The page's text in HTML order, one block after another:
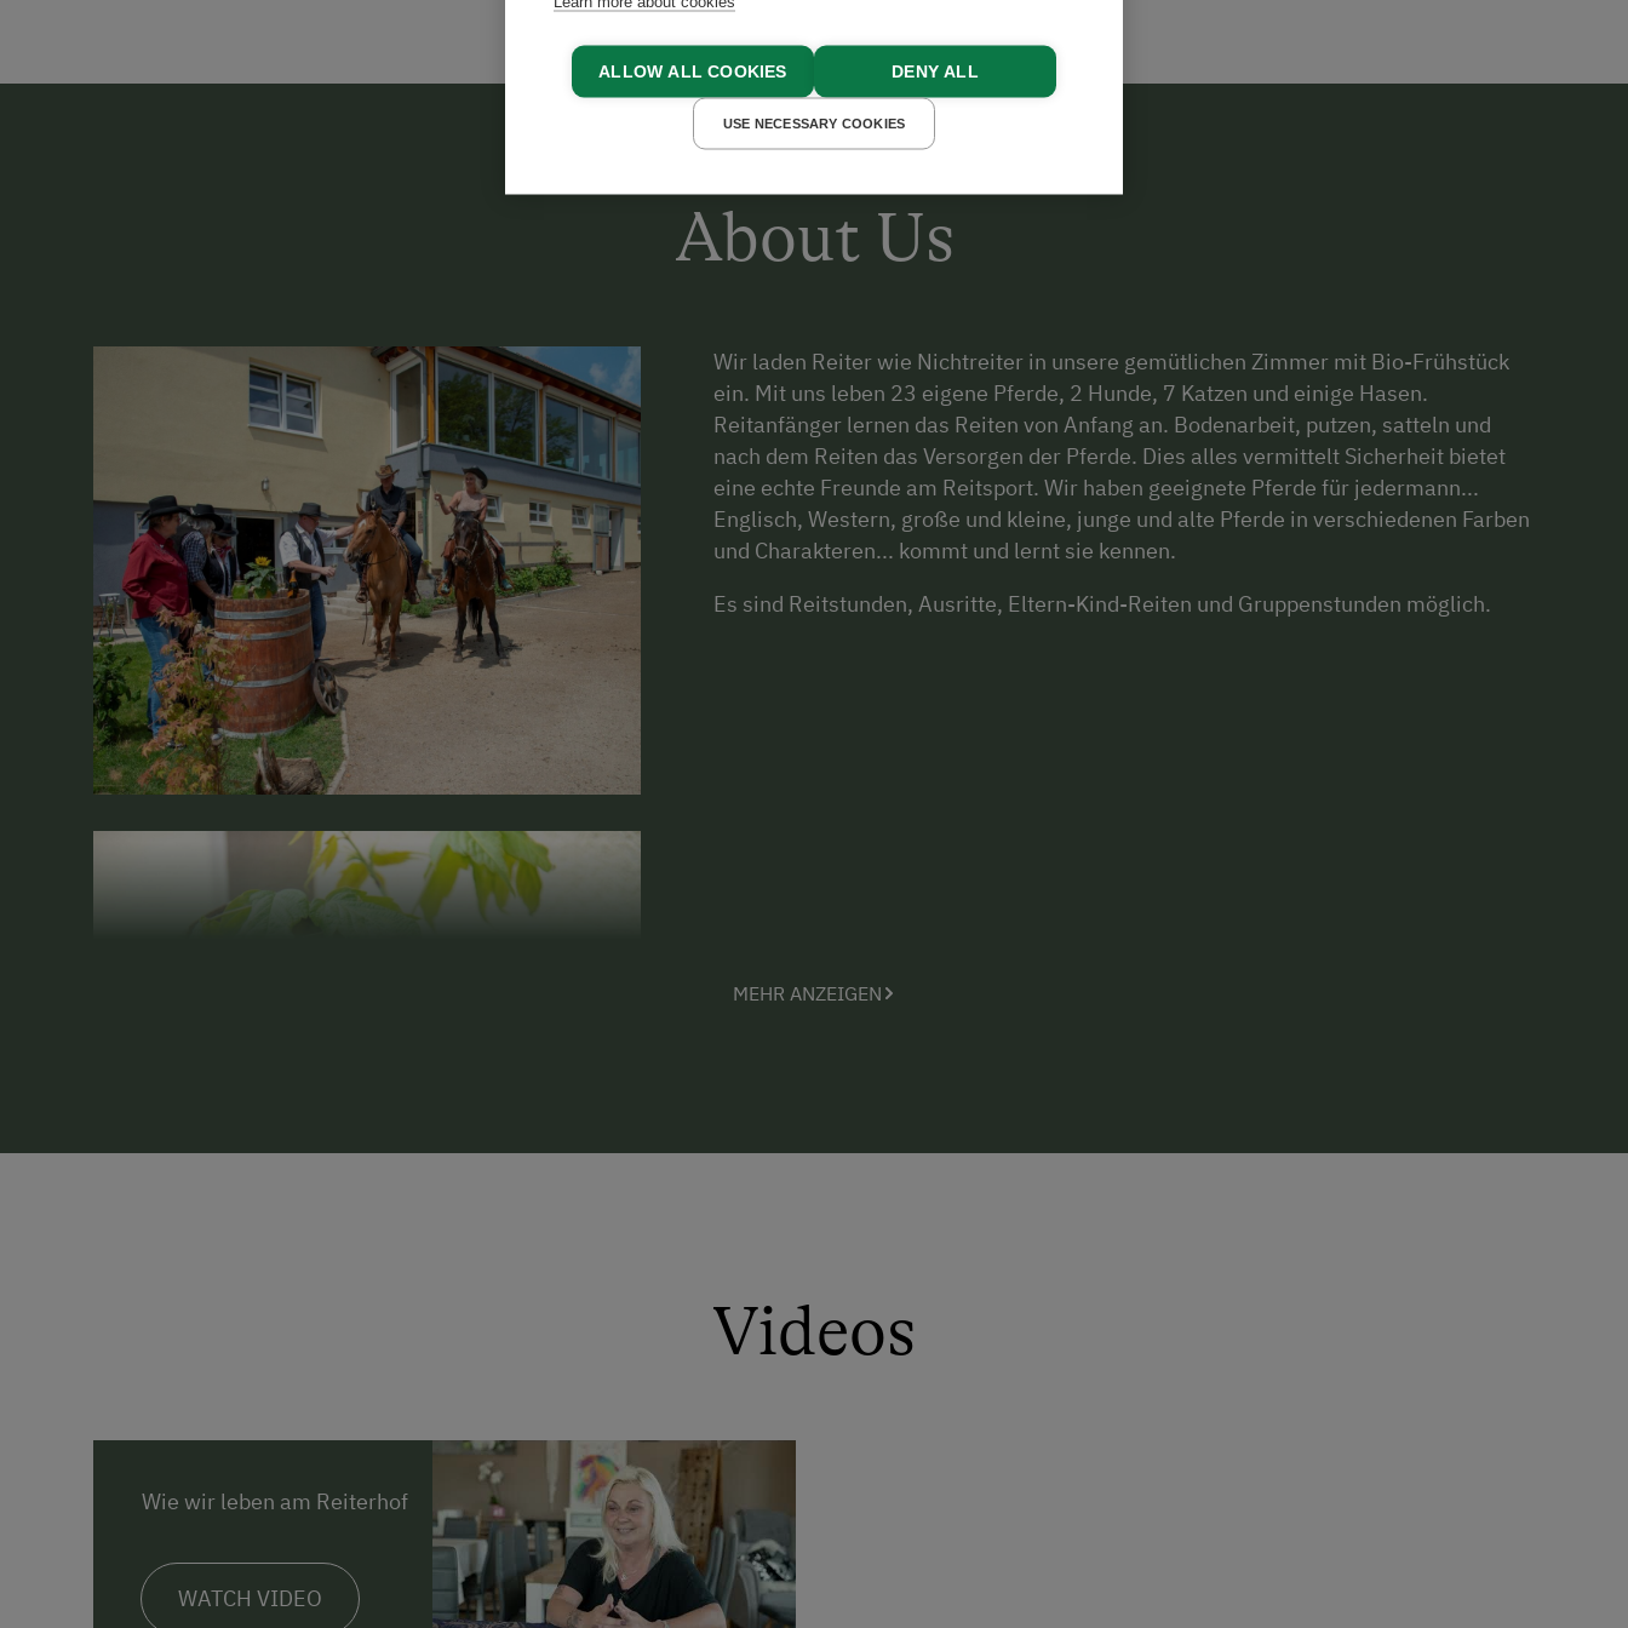
About Us
Wir laden Reiter wie Nichtreiter in unsere gemütlichen Zimmer mit Bio-Frühstück
ein. Mit uns leben 23 eigene Pferde, 2 Hunde, 7 Katzen und einige Hasen.
Reitanfänger lernen das Reiten von Anfang an. Bodenarbeit, putzen, satteln und
nach dem Reiten das Versorgen der Pferde. Dies alles vermittelt Sicherheit bietet
eine echte Freunde am Reitsport. Wir haben geeignete Pferde für jedermann...
Englisch, Western, große und kleine, junge und alte Pferde in verschiedenen Farben
und Charakteren... kommt und lernt sie kennen.
Es sind Reitstunden, Ausritte, Eltern-Kind-Reiten und Gruppenstunden möglich.
MEHR ANZEIGEN
Videos
Wie wir leben am Reiterhof
WATCH VIDEO
ALLOW ALL COOKIES DENY ALL
USE NECESSARY COOKIES